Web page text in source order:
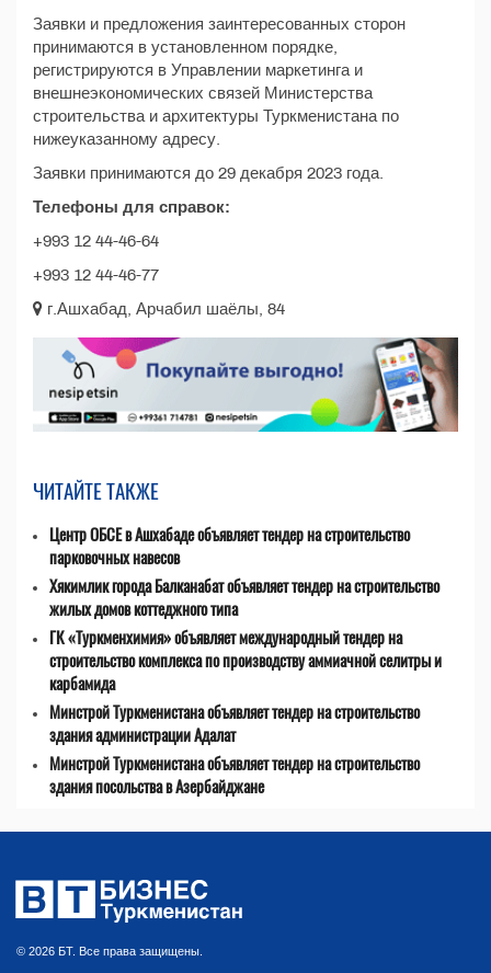
Заявки и предложения заинтересованных сторон
принимаются в установленном порядке,
регистрируются в Управлении маркетинга и
внешнеэкономических связей Министерства
строительства и архитектуры Туркменистана по
нижеуказанному адресу.
Заявки принимаются до 29 декабря 2023 года.
Телефоны для справок:
+993 12 44-46-64
+993 12 44-46-77
г.Ашхабад, Арчабил шаёлы, 84
ЧИТАЙТЕ ТАКЖЕ
Центр ОБСЕ в Ашхабаде объявляет тендер на строительство
парковочных навесов
Хякимлик города Балканабат объявляет тендер на строительство
жилых домов коттеджного типа
ГК «Туркменхимия» объявляет международный тендер на
строительство комплекса по производству аммиачной селитры и
карбамида
Минстрой Туркменистана объявляет тендер на строительство
здания администрации Адалат
Минстрой Туркменистана объявляет тендер на строительство
здания посольства в Азербайджане
© 2026 БТ. Все права защищены.